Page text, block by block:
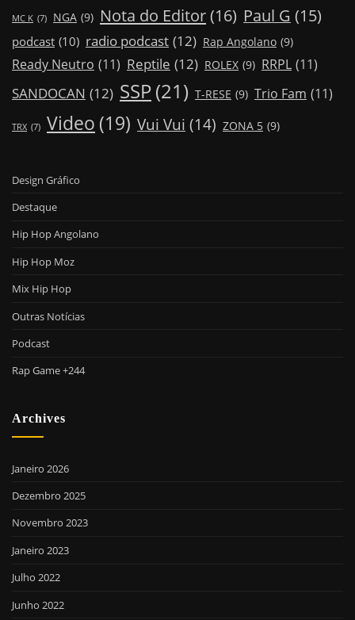
MC K (7) NGA (9) Nota do Editor(16) Paul G (15)
podcast (10) radio podcast (12) Rap Angolano (9)
Ready Neutro (11) Reptile (12) ROLEX (9) RRPL (11)
SANDOCAN (12) SSP(21) T-RESE (9) Trio Fam (11)
TRX (7) Video (19) Vui Vui (14) ZONA 5 (9)
Design Gráfico
Destaque
Hip Hop Angolano
Hip Hop Moz
Mix Hip Hop
Outras Notícias
Podcast
Rap Game +244
Archives
Janeiro 2026
Dezembro 2025
Novembro 2023
Janeiro 2023
Julho 2022
Junho 2022